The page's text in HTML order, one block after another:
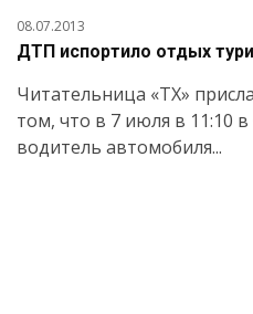
08.07.2013
ДТП испортило отдых
Читательница «ТХ»
том, что в 7 июля в 11:10
водитель автомобиля...